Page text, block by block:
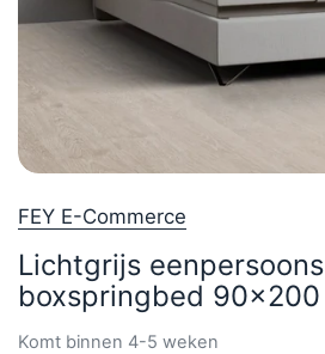
FEY E-Commerce
Lichtgrijs eenpersoons
boxspringbed 90x200
Komt binnen 4-5 weken